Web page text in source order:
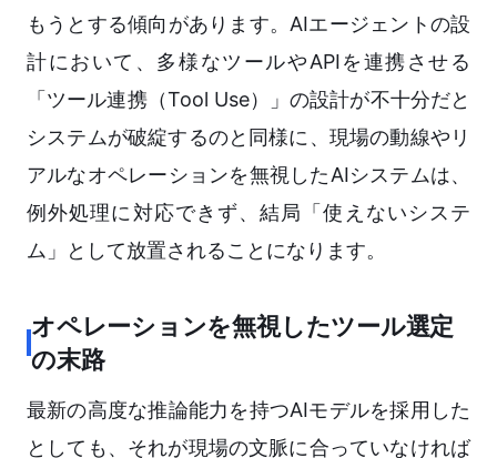
もうとする傾向があります。AIエージェントの設
計において、多様なツールやAPIを連携させる
「ツール連携（Tool Use）」の設計が不十分だと
システムが破綻するのと同様に、現場の動線やリ
アルなオペレーションを無視したAIシステムは、
例外処理に対応できず、結局「使えないシステ
ム」として放置されることになります。
オペレーションを無視したツール選定
の末路
最新の高度な推論能力を持つAIモデルを採用した
としても、それが現場の文脈に合っていなければ